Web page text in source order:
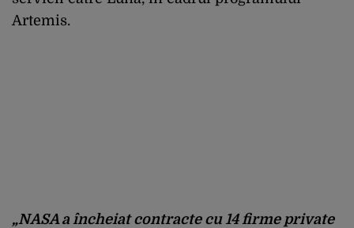
Artemis.
„NASA a încheiat contracte cu 14 firme private